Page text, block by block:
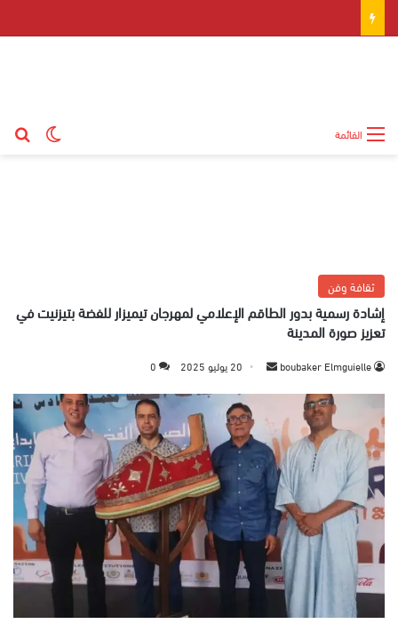
القائمة
ثقافة وفن
إشادة رسمية بدور الطاقم الإعلامي لمهرجان تيميزار للفضة بتيزنيت في
تعزيز صورة المدينة
boubaker Elmguielle
ب
ر
د
ا
إ
ل
ت
20 يوليو 2025 0